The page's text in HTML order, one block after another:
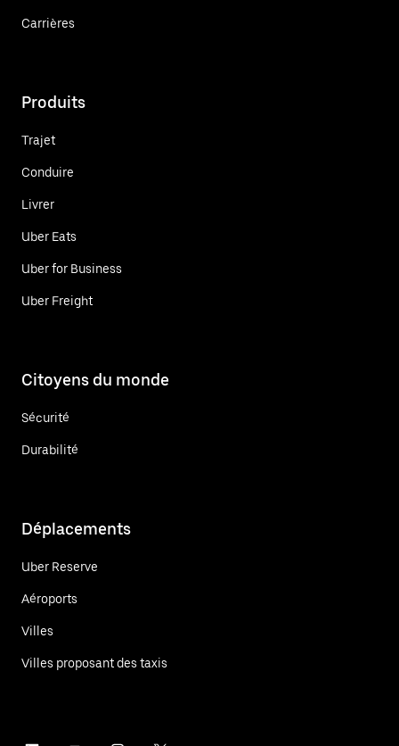
Carrières
Produits
Trajet
Conduire
Livrer
Uber Eats
Uber for Business
Uber Freight
Citoyens du monde
Sécurité
Durabilité
Déplacements
Uber Reserve
Aéroports
Villes
Villes proposant des taxis